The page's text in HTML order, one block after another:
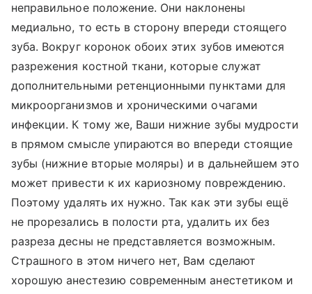
неправильное положение. Они наклонены
медиально, то есть в сторону впереди стоящего
зуба. Вокруг коронок обоих этих зубов имеются
разрежения костной ткани, которые служат
дополнительными ретенционными пунктами для
микроорганизмов и хроническими очагами
инфекции. К тому же, Ваши нижние зубы мудрости
в прямом смысле упираются во впереди стоящие
зубы (нижние вторые моляры) и в дальнейшем это
может привести к их кариозному повреждению.
Поэтому удалять их нужно. Так как эти зубы ещё
не прорезались в полости рта, удалить их без
разреза десны не представляется возможным.
Страшного в этом ничего нет, Вам сделают
хорошую анестезию современным анестетиком и